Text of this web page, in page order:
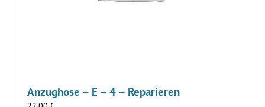
Anzughose – E – 4 – Reparieren